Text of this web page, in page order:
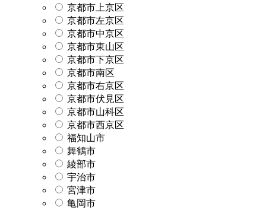
京都市上京区
京都市左京区
京都市中京区
京都市東山区
京都市下京区
京都市南区
京都市右京区
京都市伏見区
京都市山科区
京都市西京区
福知山市
舞鶴市
綾部市
宇治市
宮津市
亀岡市